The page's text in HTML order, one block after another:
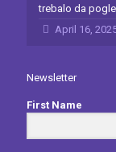
trebalo da
April 16,
Newsletter
First Name